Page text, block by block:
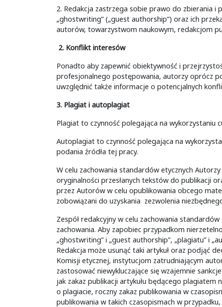
2. Redakcja zastrzega sobie prawo do zbierania i
„ghostwriting” („guest authorship”) oraz ich
autorów, towarzystwom naukowym, redakcjom
2. Konflikt interesów
Ponadto aby zapewnić obiektywność i
profesjonalnego postępowania, autorzy oprócz
uwzględnić także informacje o potencjalnych
3. Plagiat i autoplagiat
Plagiat to czynność polegająca na wykorzystaniu
Autoplagiat to czynność polegająca na
podania źródła tej pracy.
W celu zachowania standardów etycznych
oryginalności przesłanych tekstów do publikacji
przez Autorów w celu opublikowania obcego
zobowiązani do uzyskania zezwolenia
Zespół redakcyjny w celu zachowania
zachowania. Aby zapobiec przypadkom
„ghostwriting” i „guest authorship”, „plagiatu” i
Redakcja może usunąć taki artykuł oraz podjąć
Komisji etycznej, instytucjom zatrudniającym
zastosować niewykluczające się wzajemnie
jak zakaz publikacji artykułu będącego plagiatem
o plagiacie, roczny zakaz publikowania w
publikowania w takich czasopismach w